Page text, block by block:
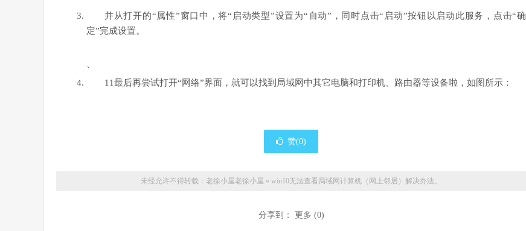
并从打开的“属性”窗口中，将“启动类型”设置为“自动”，同时点击“启动”按钮以启动此服务，点击“确
定”完成设置。
11最后再尝试打开“网络”界面，就可以找到局域网中其它电脑和打印机、路由器等设备啦，如图所示：
赞(0)
未经允许不得转载：老徐小屋老徐小屋 » win10无法查看局域网计算机（网上邻居）解决办法。
分享到： 更多 (0)